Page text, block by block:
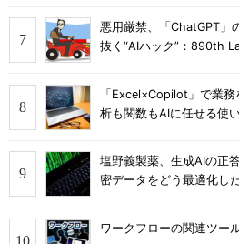
悪用厳禁、「ChatGPT」
抜く“AIハック”：890th
「Excel×Copilot」で業
析も関数もAIに任せる使
塩野義製薬、生成AIの
密データをどう最適化し
ワークフローの関連ツー